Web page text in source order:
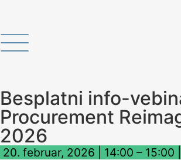
Besplatni info-
Procurement
2026
20. februar, 2026 | 14:00 – 15:00